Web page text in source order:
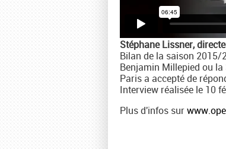
Stéphane Lissner,
Bilan de la saison 2015/
Benjamin Millepied ou
Paris a accepté de
Interview réalisée le 10
Plus d'infos sur